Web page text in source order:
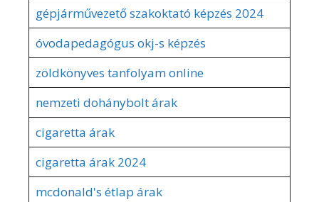
gépjárművezető szakoktató képzés 2024
óvodapedagógus okj-s képzés
zöldkönyves tanfolyam online
nemzeti dohánybolt árak
cigaretta árak
cigaretta árak 2024
mcdonald's étlap árak